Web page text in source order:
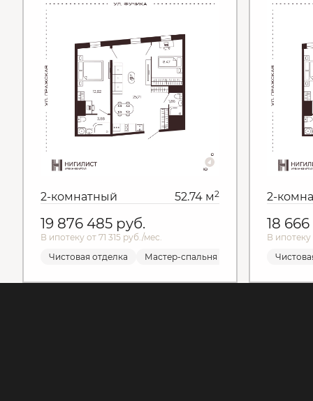
2-комнатный 52.74 м2
19 876 485 руб.
В ипотеку от 71 315 руб./мес.
Чистовая отделка
Мастер-спальня Чистовая отделка
2-
18
В ипотеку